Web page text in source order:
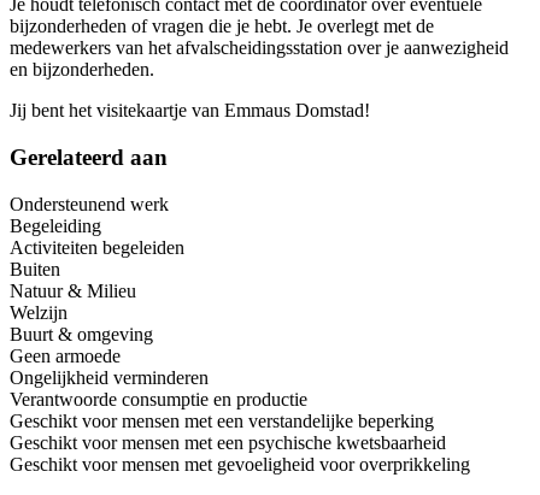
Je houdt telefonisch contact met de coördinator over eventuele
bijzonderheden of vragen die je hebt. Je overlegt met de
medewerkers van het afvalscheidingsstation over je aanwezigheid
en bijzonderheden.
Jij bent het visitekaartje van Emmaus Domstad!
Gerelateerd aan
Ondersteunend werk
Begeleiding
Activiteiten begeleiden
Buiten
Natuur & Milieu
Welzijn
Buurt & omgeving
Geen armoede
Ongelijkheid verminderen
Verantwoorde consumptie en productie
Geschikt voor mensen met een verstandelijke beperking
Geschikt voor mensen met een psychische kwetsbaarheid
Geschikt voor mensen met gevoeligheid voor overprikkeling